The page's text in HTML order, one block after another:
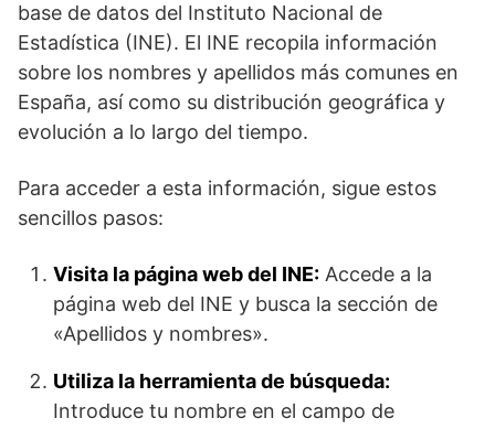
base de datos del Instituto Nacional de
Estadística (INE). El INE recopila información
sobre los nombres y apellidos más comunes en
España, así como su distribución geográfica y
evolución a lo largo del tiempo.
Para acceder a esta información, sigue estos
sencillos pasos:
Visita la página web del INE: Accede a la
página web del INE y busca la sección de
«Apellidos y nombres».
Utiliza la herramienta de búsqueda:
Introduce tu nombre en el campo de